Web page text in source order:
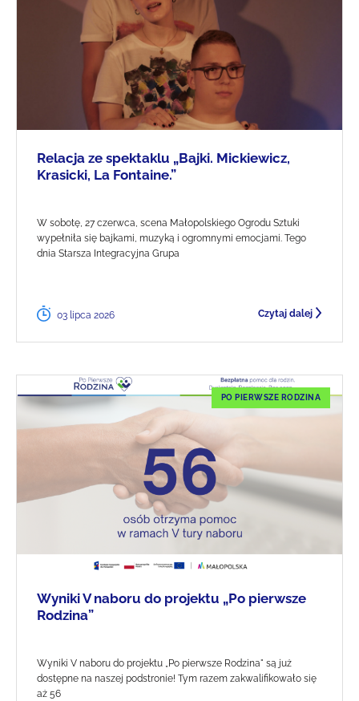
Relacja ze spektaklu „Bajki. Mickiewicz,
Krasicki, La Fontaine.”
W sobotę, 27 czerwca, scena Małopolskiego Ogrodu Sztuki
wypełniła się bajkami, muzyką i ogromnymi emocjami. Tego
dnia Starsza Integracyjna Grupa
03 lipca 2026 Czytaj dalej
PO PIERWSZE RODZINA
Wyniki V naboru do projektu „Po pierwsze
Rodzina”
Wyniki V naboru do projektu „Po pierwsze Rodzina" są już
dostępne na naszej podstronie! Tym razem zakwalifikowało się
aż 56